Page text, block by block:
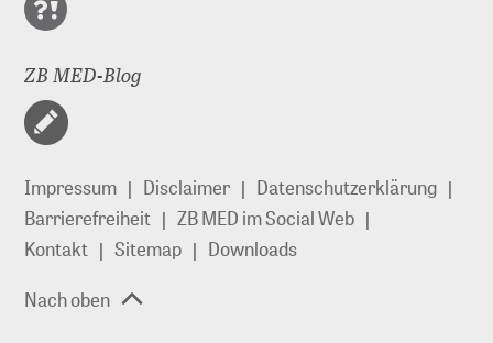
ZB MED-Blog
Impressum Disclaimer
Datenschutzerklärung
Barrierefreiheit
ZB MED im Social Web
Kontakt
Sitemap
Downloads
Nach oben